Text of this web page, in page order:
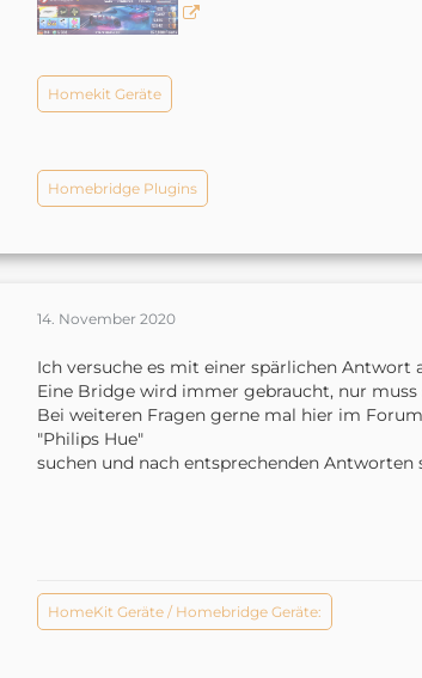
Homekit Geräte
Homebridge Plugins
14. November 2020
Ich versuche es mit einer spärlichen Antwort
Eine Bridge wird immer gebraucht, nur
Bei weiteren Fragen gerne mal hier im
"Philips Hue"
suchen und nach entsprechenden Antworten
HomeKit Geräte / Homebridge Geräte: